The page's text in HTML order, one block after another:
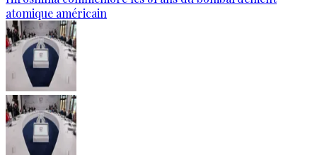
atomique américain